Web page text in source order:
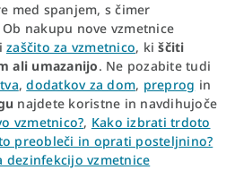
med spanjem, s čimer
nakupu nove vzmetnice
zaščito za vzmetnico, kiščiti
ali umazanijo. Ne pozabite tudi
,dodatkov za dom, preprog in
najdete koristne in navdihujoče
vzmetnico?, Kako izbrati trdoto
preobleči in oprati posteljnino?
dezinfekcijo vzmetnice